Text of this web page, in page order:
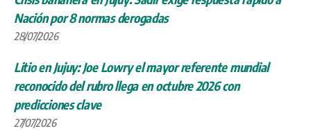
Nación por 8 normas derogadas
28/07/2026
Litio en Jujuy: Joe Lowry el mayor referente mundial
reconocido del rubro llega en octubre 2026 con
predicciones clave
27/07/2026